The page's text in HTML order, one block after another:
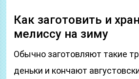
Как заготовить и
мелиссу на зиму
Обычно заготовляют такие
деньки и кончают